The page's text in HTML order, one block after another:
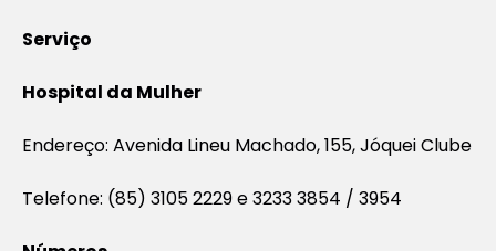
Serviço
Hospital da Mulher
Endereço: Avenida Lineu Machado, 155, Jóquei Clube
Telefone: (85) 3105 2229 e 3233 3854 / 3954